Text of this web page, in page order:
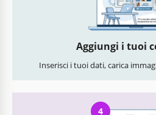
Aggiungi i tuoi
Inserisci i tuoi dati, carica
4